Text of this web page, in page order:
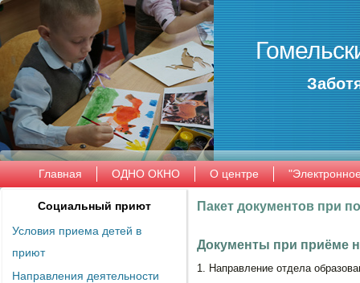
Главная ОДНО ОКНО О центре
Социальный приют
Условия приема детей в
приют
Направления деятельности
Пакет документов при
Документы при приёме
1. Направление отдела